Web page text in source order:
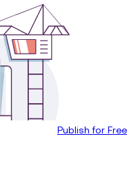
Publish for Free